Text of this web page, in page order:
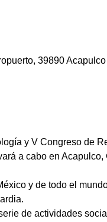
39890
y V Congreso de
a cabo en Acapulco,
y de todo el
de actividades